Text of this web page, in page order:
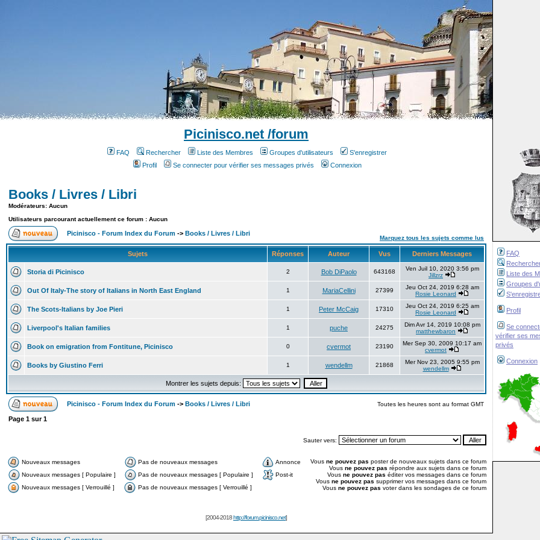
FAQ
Liste des
Groupes
Profil
Se
vérifier ses
privés
Connexion
Picinisco.net /forum
FAQ Rechercher Liste des Membres Groupes d'utilisateurs
S'enregistrer
Profil
Se connecter pour vérifier ses messages privés Connexion
Books / Livres / Libri
Modérateurs: Aucun
Utilisateurs parcourant actuellement ce forum : Aucun
Picinisco - Forum Index du Forum -> Books / Livres / Libri
Marquez tous les sujets comme lus
Sujets Réponses Auteur Vus Derniers Messages
Storia di Picinisco 2 Bob DiPaolo 643168
Ven Juil 10, 2020 3:56 pm
Jillzrz
Out Of Italy-The story of Italians in North East England 1 MariaCellini 27399
Jeu Oct 24, 2019 6:28 am
Rosie Leonard
The Scots-Italians by Joe Pieri 1 Peter McCaig 17310
Jeu Oct 24, 2019 6:25 am
Rosie Leonard
Liverpool's Italian families 1 puche 24275
Dim Avr 14, 2019 10:08 pm
matthewbaron
Book on emigration from Fontitune, Picinisco 0 cvermot 23190
Mer Sep 30, 2009 10:17 am
cvermot
Books by Giustino Ferri 1 wendellm 21868
Mer Nov 23, 2005 9:55 pm
wendellm
Montrer les sujets depuis:
Picinisco - Forum Index du Forum -> Books / Livres / Libri Toutes les heures sont au format GMT
Page 1 sur1
Sauter vers:
Nouveaux messages Pas de nouveaux messages
Annonce
Nouveaux messages [ Populaire ]
Pas de nouveaux messages [ Populaire ]
Post-it
Nouveaux messages [ Verrouillé ]
Pas de nouveaux messages [ Verrouillé ]
Vous ne pouvez pas poster de nouveaux sujets dans ce forum
Vous ne pouvez pas répondre aux sujets dans ce forum
Vous ne pouvez pas éditer vos messages dans ce forum
Vous ne pouvez pas supprimer vos messages dans ce forum
Vous ne pouvez pas voter dans les sondages de ce forum
[2004-2018http://forum.picinisco.net]